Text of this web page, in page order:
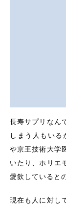
長寿サプリなん
しまう人もい
や京王技術大学
いたり、ホリエ
愛飲していると
現在も人に対し